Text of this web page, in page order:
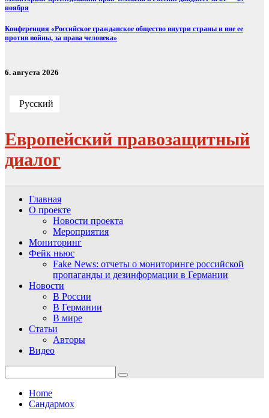
ноября
Конференция «Российское гражданское общество внутри страны и вне ее
против войны, за права человека»
6. августа 2026
Русский
Европейский правозащитный
диалог
Главная
О проекте
Новости проекта
Мероприятия
Мониторинг
Фейк ньюс
Fake News: отчеты о мониторинге российской
пропаганды и дезинформации в Германии
Новости
В России
В Германии
В мире
Статьи
Авторы
Видео
for:
Home
Сандармох